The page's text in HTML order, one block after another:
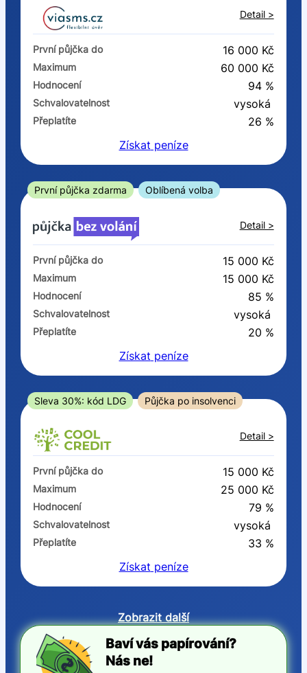
První půjčka zdarma
–
ano
Ve zkušebce
ano
ne
V exekuci
ano
ne
Po insolvenci
V hotovosti
ano
Detail >
První půjčka do 16 000 Kč
Maximum 60 000 Kč
Hodnocení 94 %
Schvalovatelnost vysoká
Přeplatíte
26 %
Získat peníze
První půjčka zdarma Oblíbená volba
Detail >
První půjčka do 15 000 Kč
Maximum 15 000 Kč
Hodnocení 85 %
Schvalovatelnost vysoká
Přeplatíte
20 %
Získat peníze
Sleva 30%: kód LDG Půjčka po insolvenci
Detail >
První půjčka do 15 000 Kč
Maximum 25 000 Kč
Hodnocení 79 %
Schvalovatelnost vysoká
Přeplatíte
33 %
Získat peníze
Zobrazit další
Baví vás papírování?
Nás ne!